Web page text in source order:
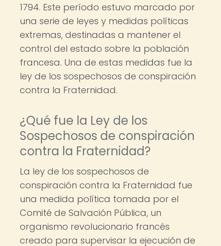
1794. Este período estuvo marcado por
una serie de leyes y medidas políticas
extremas, destinadas a mantener el
control del estado sobre la población
francesa. Una de estas medidas fue la
ley de los sospechosos de conspiración
contra la Fraternidad.
¿Qué fue la Ley de los
Sospechosos de conspiración
contra la Fraternidad?
La ley de los sospechosos de
conspiración contra la Fraternidad fue
una medida política tomada por el
Comité de Salvación Pública, un
organismo revolucionario francés
creado para supervisar la ejecución de